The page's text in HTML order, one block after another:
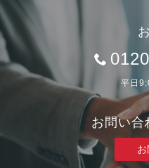
平日
お問い合